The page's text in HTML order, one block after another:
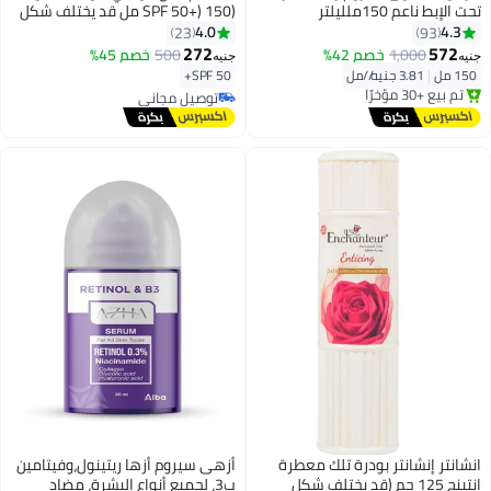
تحت الإبط ناعم 150ملليلتر
4.3
93
جنيه572
1,000خصم 42%
150 مل |
توصيل مجاني
بتخلّص بسرعة
تم بيع +30 مؤخرًا
توصيل مجاني
(SPF 50+) 150 مل قد يختلف شكل
العبوه
4.0
23
جنيه272
500 خصم 45%
SPF 50+
توصيل مجاني
توصيل مجاني
انشانتر إنشانتر بودرة تلك معطرة
انتينج 125 جم (قد يختلف شكل
أزهى سيروم أزها ريتينول،وفيتامين
ب3، لجميع أنواع البشرة، مضاد